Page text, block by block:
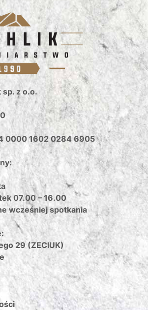
sp. z o.o.
0000 1602 0284 6905
07.00 – 16.00
wcześniej spotkania
29 (ZECIUK)